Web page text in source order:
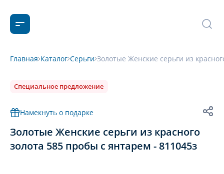
Главная Каталог Серьги Золотые Женские серьги из
Специальное предложение
Намекнуть о подарке
Золотые Женские серьги из красного
золота 585 пробы с янтарем - 811045з